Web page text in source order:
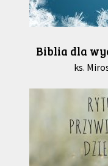
Biblia dla
ks.